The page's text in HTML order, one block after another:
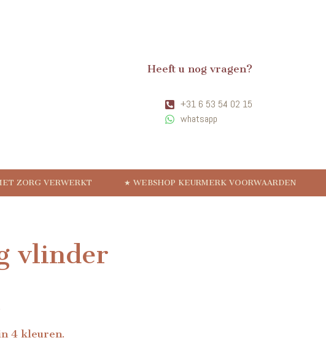
Heeft u nog vragen?
+31 6 53 54 02 15
whatsapp
ZORG VERWERKT ★ WEBSHOP KEURMERK VOORWAARDEN
vlinder
4 kleuren.